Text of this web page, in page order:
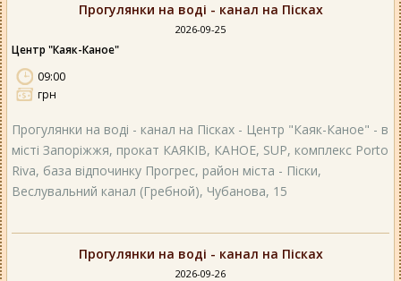
Прогулянки на воді - канал на Пісках
2026-09-25
Центр "Каяк-Каное"
09:00
грн
Прогулянки на воді - канал на Пісках - Центр "Каяк-Каное" - в
місті Запоріжжя, прокат КАЯКІВ, КАНОЕ, SUP, комплекс Porto
Riva, база відпочинку Прогрес, район міста - Піски,
Веслувальний канал (Гребной), Чубанова, 15
Прогулянки на воді - канал на Пісках
2026-09-26